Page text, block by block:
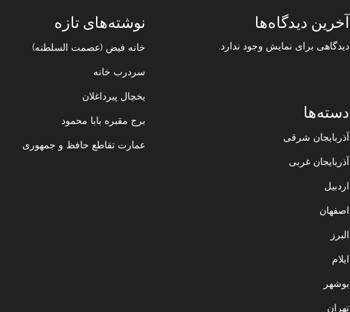
نوشته‌های تازه
خانه فیض (عصمت السلطنه)
سردرب خانه
یخچال پیرداغلان
برج مقبره بابا محمود
عمارت تقاطع حافظ و جمهوری
آخرین دیدگاه‌ها
دیدگاهی برای نمایش وجود ندارد.
دسته‌ها
آذربایجان شرقی
آذربایجان غربی
اردبیل
اصفهان
البرز
ایلام
بوشهر
تهران